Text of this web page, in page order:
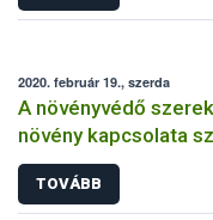
2020. február 19., szerda
A növényvédő
növény kapcsolata
TOVÁBB